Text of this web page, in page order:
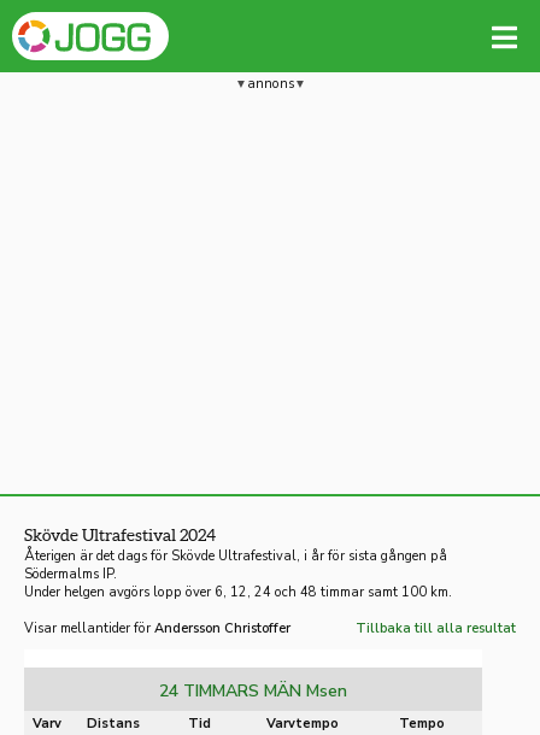
annons
Skövde Ultrafestival 2024
Återigen är det dags för Skövde Ultrafestival, i år för sista gången på
Södermalms IP.
Under helgen avgörs lopp över 6, 12, 24 och 48 timmar samt 100 km.
Visar mellantider för Andersson Christoffer Tillbaka till alla resultat
24 TIMMARS MÄN Msen
Varv Distans Tid Varvtempo
Tempo